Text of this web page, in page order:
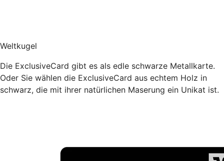
Weltkugel
Die ExclusiveCard gibt es als edle schwarze Metallkarte.
Oder Sie wählen die ExclusiveCard aus echtem Holz in
schwarz, die mit ihrer natürlichen Maserung ein Unikat ist.